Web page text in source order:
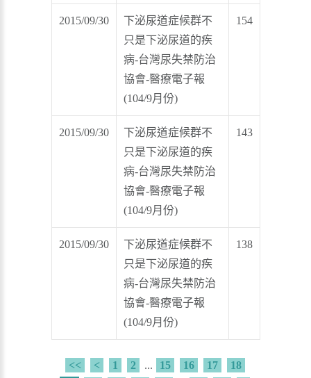
2015/09/30
下泌尿道症候群不
只是下泌尿道的疾
病-台灣尿失禁防治
協會-醫療電子報
(104/9月份)
154
2015/09/30
下泌尿道症候群不
只是下泌尿道的疾
病-台灣尿失禁防治
協會-醫療電子報
(104/9月份)
143
2015/09/30
下泌尿道症候群不
只是下泌尿道的疾
病-台灣尿失禁防治
協會-醫療電子報
(104/9月份)
138
<< < 1 2 ... 15 16 17
18